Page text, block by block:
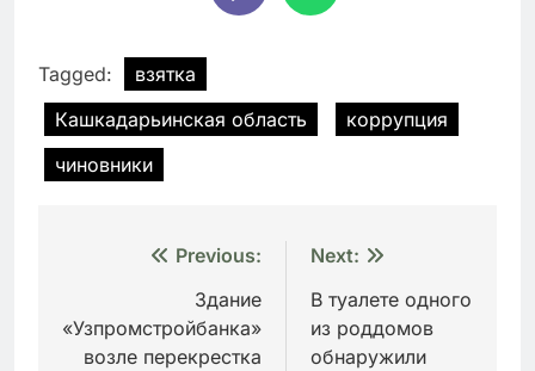
Tagged:
взятка
Кашкадарьинская область
коррупция
чиновники
Навигация
записям
Previous:
Здание
«Узпромстройбанка»
возле перекрестка
Next:
В туалете одного
из роддомов
обнаружили